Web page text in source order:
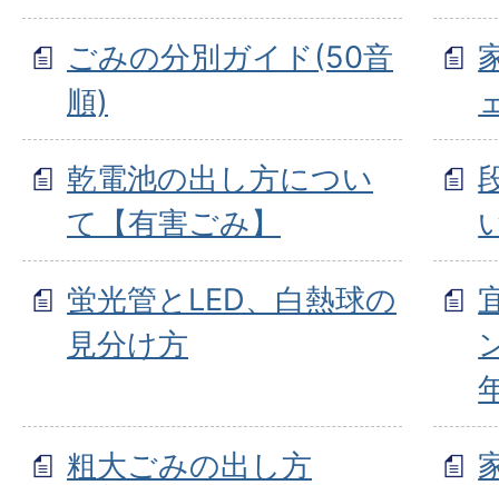
ごみの分別ガイド(50音
順)
乾電池の出し方につい
て【有害ごみ】
蛍光管とLED、白熱球の
見分け方
粗大ごみの出し方